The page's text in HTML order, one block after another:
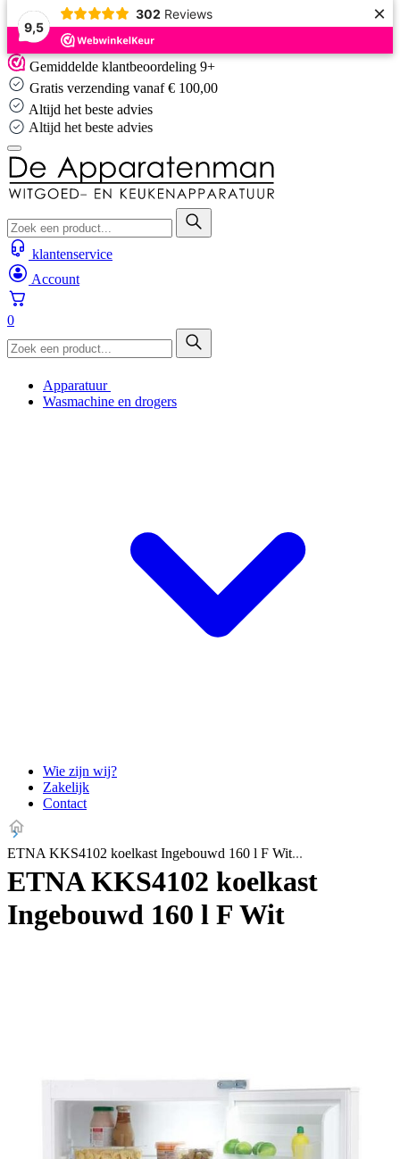
9,5
302 Reviews ×
Skip
to
content
Gemiddelde klantbeoordeling 9+
Gratis verzending vanaf € 100,00
Altijd het beste advies
Altijd het beste advies
klantenservice
Account
0
Apparatuur
Wasmachine en drogers
Wie zijn wij?
Zakelijk
Contact
ETNA KKS4102 koelkast Ingebouwd 160 l F Wit
ETNA KKS4102 koelkast
Ingebouwd 160 l F Wit